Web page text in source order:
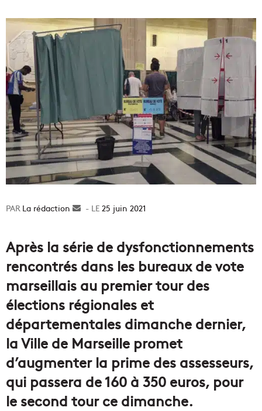
La rédaction
Envoyer25 juin 2021
Après la série de dysfonctionnements
rencontrés dans les bureaux de vote
marseillais au premier tour des
élections régionales et
départementales dimanche dernier,
la Ville de Marseille promet
d’augmenter la prime des assesseurs,
qui passera de 160 à 350 euros, pour
le second tour ce dimanche.